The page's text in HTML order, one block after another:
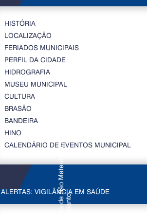
HISTÓRIA
LOCALIZAÇÃO
FERIADOS MUNICIPAIS
PERFIL DA CIDADE
HIDROGRAFIA
MUSEU MUNICIPAL
CULTURA
BRASÃO
BANDEIRA
HINO
CALENDÁRIO DE EVENTOS MUNICIPAL
ALERTAS: VIGILÂNCIA EM SAÚDE